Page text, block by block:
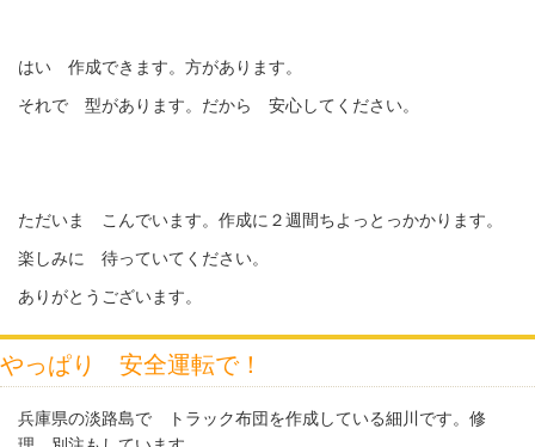
はい 作成できます。方があります。
それで 型があります。だから 安心してください。
ただいま こんでいます。作成に２週間ちよっとっかかります。
楽しみに 待っていてください。
ありがとうございます。
やっぱり 安全運転で！
兵庫県の淡路島で トラック布団を作成している細川です。修